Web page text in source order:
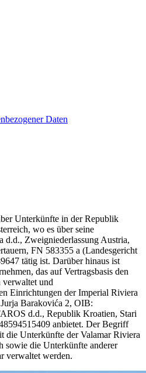
Daten
Unterkünfte in der Republik
wo es über seine
d.d., Zweigniederlassung Austria,
FN 583355 a (Landesgericht
tätig ist. Darüber hinaus ist
das auf Vertragsbasis den
verwaltet und
Einrichtungen der Imperial Riviera
Barakovića 2, OIB:
d.d., Republik Kroatien, Stari
anbietet. Der Begriff
die Unterkünfte der Valamar Riviera
sowie die Unterkünfte anderer
verwaltet werden.